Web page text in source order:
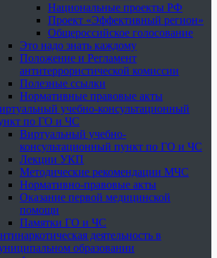
Национальные проекты РФ
Проект «Эффективный регион»
Общероссийское голосование
Это надо знать каждому
Положение и Регламент
антитеррористической комиссии
Полезные ссылки
Нормативные правовые акты
учебно-консультационный
по ГО и ЧС
Виртуальный учебно-
консультационный пункт по ГО и ЧС
Лекции УКП
Методические рекомендации МЧС
Нормативно-правовые акты
Оказание первой медицинской
помощи
Памятки ГО и ЧС
деятельность в
образовании